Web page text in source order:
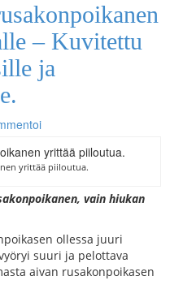
– Kuvitettu
ja
yrittää piiloutua.
vain hiukan
ollessa juuri
suuri ja pelottava
aivan rusakonpoikasen